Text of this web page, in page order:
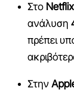
Στο Netflix
ανάλυση
πρέπει
Στην